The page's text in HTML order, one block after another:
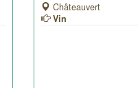
Châteauvert
Vin